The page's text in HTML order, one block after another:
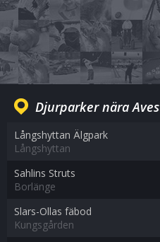
Djurparker nära
Långshyttan Älgpark
Långshyttan
Sahlins Struts
Borlänge
Slars-Ollas fäbod
Kungsgården